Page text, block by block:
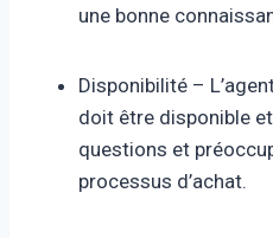
une bonne
Disponibilité –
doit être disponible
questions et
processus d’achat.